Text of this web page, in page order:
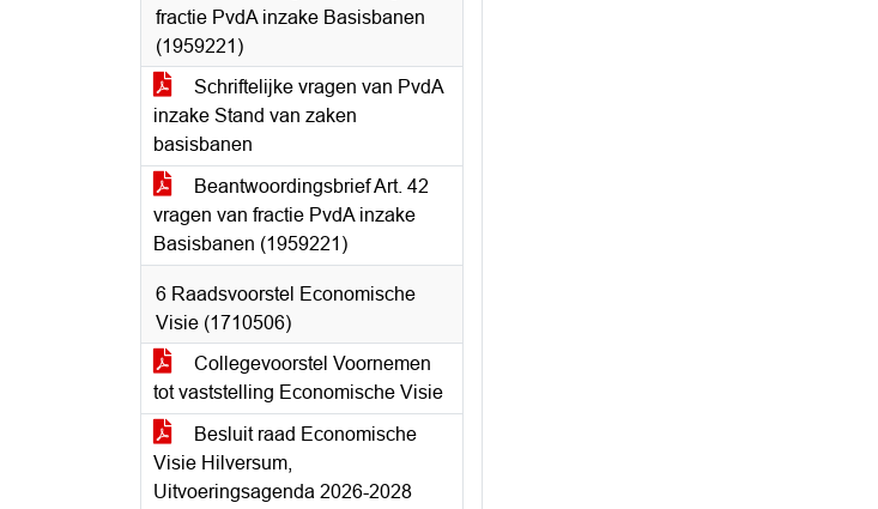
fractie PvdA inzake Basisbanen
(1959221)
Schriftelijke vragen van PvdA
inzake Stand van zaken
basisbanen
Beantwoordingsbrief Art. 42
vragen van fractie PvdA inzake
Basisbanen (1959221)
6 Raadsvoorstel Economische
Visie (1710506)
Collegevoorstel Voornemen
tot vaststelling Economische Visie
Besluit raad Economische
Visie Hilversum,
Uitvoeringsagenda 2026-2028